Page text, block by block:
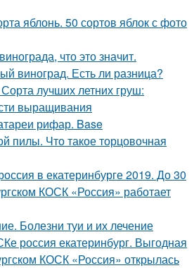
яблонь. 50 сортов яблок с фото
что это значит.
виноград. Есть ли разница?
лучших летних груш:
выращивания
рифар. Base
пилы. Что такое торцовочная
в екатеринбурге 2019. До 30
КОСК «Россия» работает
Болезни туи и их лечение
россия екатеринбург. Выгодная
КОСК «Россия» открылась